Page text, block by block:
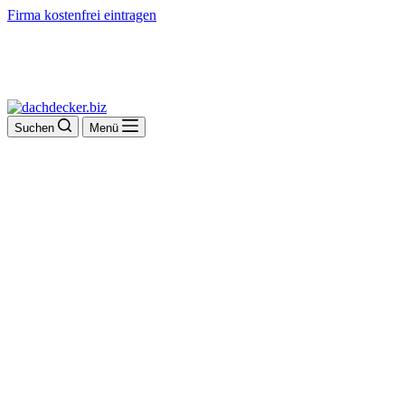
Firma kostenfrei eintragen
Suchen Menü